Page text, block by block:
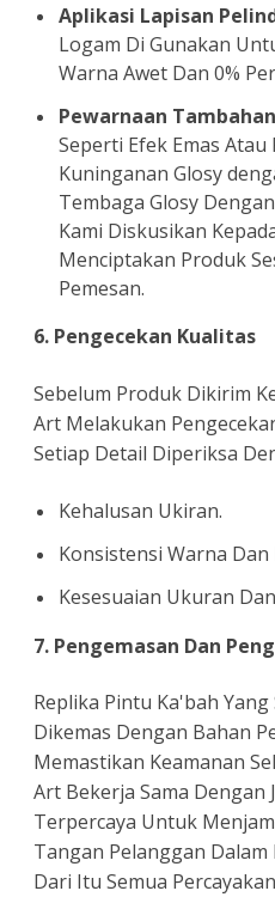
Aplikasi Lapisan
Logam Di Gunakan
Warna Awet Dan 0%
Pewarnaan
Seperti Efek Emas
Kuninganan Glosy
Tembaga Glosy
Kami Diskusikan
Menciptakan Produk
Pemesan.
6. Pengecekan Kualitas
Sebelum Produk Dikirim
Art Melakukan
Setiap Detail Diperiksa
Kehalusan Ukiran.
Konsistensi Warna Dan
Kesesuaian Ukuran
7. Pengemasan Dan
Replika Pintu Ka'bah
Dikemas Dengan Bahan
Memastikan Keamanan
Art Bekerja Sama Dengan
Terpercaya Untuk
Tangan Pelanggan
Dari Itu Semua